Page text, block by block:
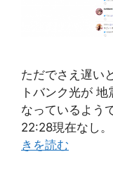
ただでさえ遅い
トバンク光が
なっているよう
22:28現在なし
きを読む